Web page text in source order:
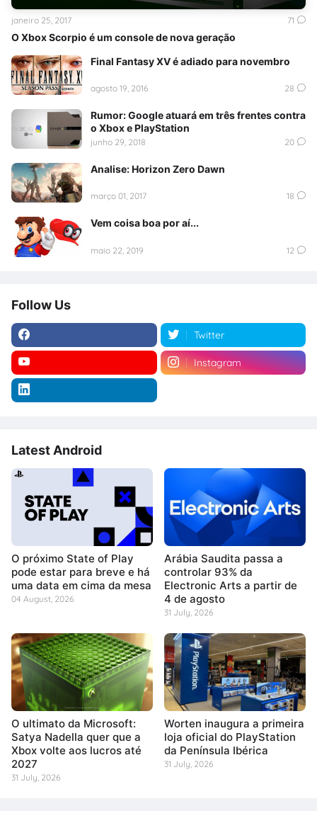
O Xbox Scorpio é um console de nova geração
janeiro 25, 2017 71
Final Fantasy XV é adiado para novembro
agosto 19, 2016 28
Rumor: Google atuará em três frentes contra
o Xbox e PlayStation
junho 29, 2018 20
Analise: Horizon Zero Dawn
março 01, 2017 18
Vem coisa boa por aí...
maio 22, 2019 12
Follow Us
Twitter
Instagram
Latest Android
O próximo State of Play
pode estar para breve e há
uma data em cima da mesa
04 August, 2026
Arábia Saudita passa a
controlar 93% da
Electronic Arts a partir de
4 de agosto
31 July, 2026
O ultimato da Microsoft:
Satya Nadella quer que a
Xbox volte aos lucros até
2027
31 July, 2026
Worten inaugura a primeira
loja oficial do PlayStation
da Península Ibérica
31 July, 2026